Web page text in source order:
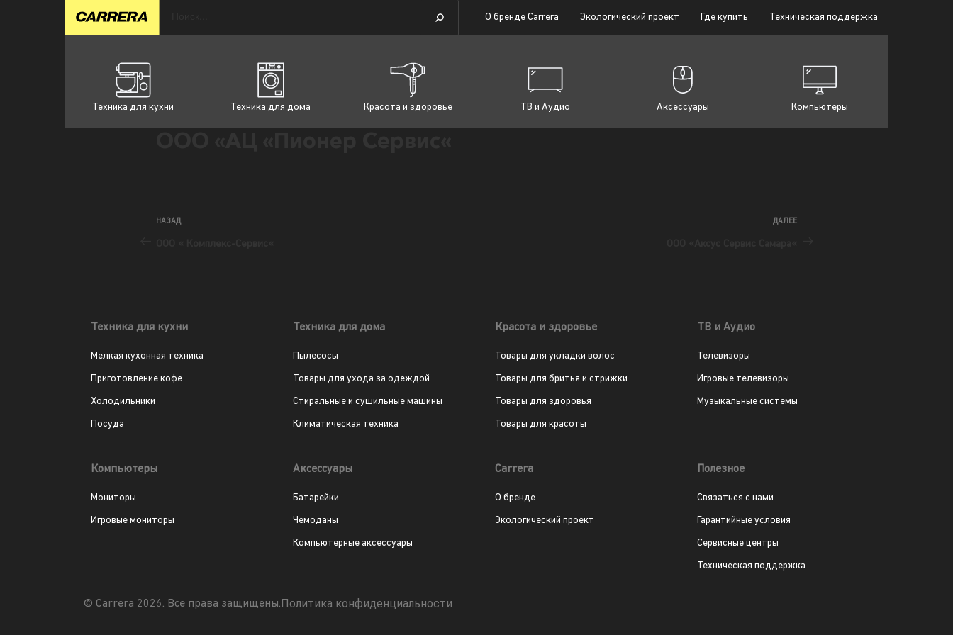
О бренде Carrera Экологический проект Где купить Техническая поддержка
Техника для кухни Техника для дома Красота и здоровье ТВ и Аудио Аксессуары Компьютеры
НАЗАД ДАЛЕЕ
Техника для кухни
Мелкая кухонная техника
Приготовление кофе
Холодильники
Посуда
Техника для дома
Пылесосы
Товары для ухода за одеждой
Стиральные и сушильные машины
Климатическая техника
Красота и здоровье
Товары для укладки волос
Товары для бритья и стрижки
Товары для здоровья
Товары для красоты
ТВ и Аудио
Телевизоры
Игровые телевизоры
Музыкальные системы
Компьютеры
Мониторы
Игровые мониторы
Аксессуары
Батарейки
Чемоданы
Компьютерные аксессуары
Carrera
О бренде
Экологический проект
Полезное
Связаться с нами
Гарантийные условия
Сервисные центры
Техническая поддержка
© Carrera 2026. Все права защищены.Политика конфиденциальности